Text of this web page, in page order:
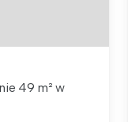
49 m² w